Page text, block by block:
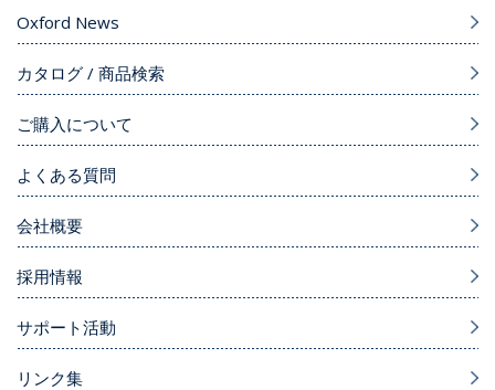
Oxford News
カタログ / 商品検索
ご購入について
よくある質問
会社概要
採用情報
サポート活動
リンク集